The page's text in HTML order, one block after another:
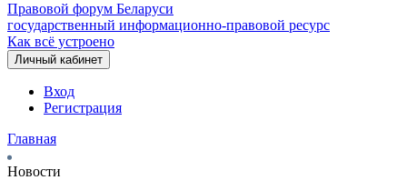
Правовой форум Беларуси
государственный информационно-правовой ресурс
Как всё устроено
Личный кабинет
Вход
Регистрация
Главная
Новости